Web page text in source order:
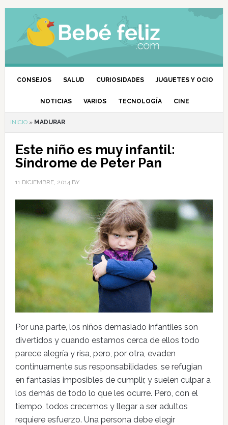
CONSEJOS SALUD CURIOSIDADES JUGUETES Y OCIO
NOTICIAS VARIOS TECNOLOGÍA CINE
INICIO» MADURAR
Este niño es muy infantil:
Síndrome de Peter Pan
11 DICIEMBRE, 2014BY
Por una parte, los niños demasiado infantiles son
divertidos y cuando estamos cerca de ellos todo
parece alegría y risa, pero, por otra, evaden
continuamente sus responsabilidades, se refugian
en fantasías imposibles de cumplir, y suelen culpar a
los demás de todo lo que les ocurre. Pero, con el
tiempo, todos crecemos y llegar a ser adultos
requiere esfuerzo. Una persona debe elegir